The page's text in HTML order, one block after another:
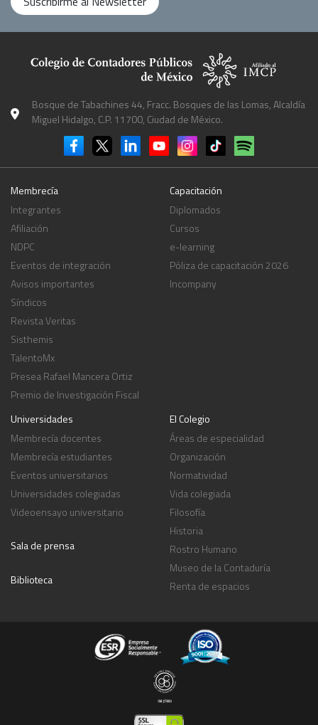
Bosque de Tabachines 44, Fracc. Bosques de las Lomas, Alcaldía
Miguel Hidalgo, C.P. 11700, Ciudad de México.
Membrecía
Integrantes
Afiliación
NDPC
Eventos de integración
Avisos importantes
Síndicos
Revista Veritas
Sisthemis
TalentoMx
Presea Rafael Mancera Ortiz
Premio de Investigación Fiscal
Capacitación
Diplomados
Cursos
e-learning
Póliza de capacitación 2026
Incompany
Universidades
Membrecía docentes
Membrecía estudiantes
Eventos universitarios
Universidades colegiadas
Videoensayo universitario
Sala de prensa
Biblioteca
El Colegio
Áreas de especialidad
Organización
Normatividad
Vida colegiada
Filosofía
Historia
Rostro Humano
Museo de la Contaduría
Renta de espacios